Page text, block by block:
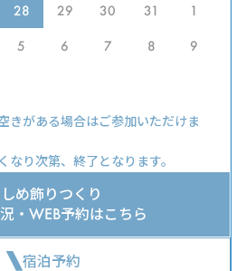
28 29 30 31 1
5 6 7 8 9
きがある場合はご参加いただけま
り次第、終了となります。
しめ飾りつくり
・WEB予約はこちら
宿泊予約